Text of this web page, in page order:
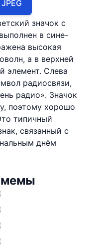
значок с
в сине-
высокая
а в верхней
элемент. Слева
радиосвязи,
радио». Значок
поэтому хорошо
типичный
связанный с
днём